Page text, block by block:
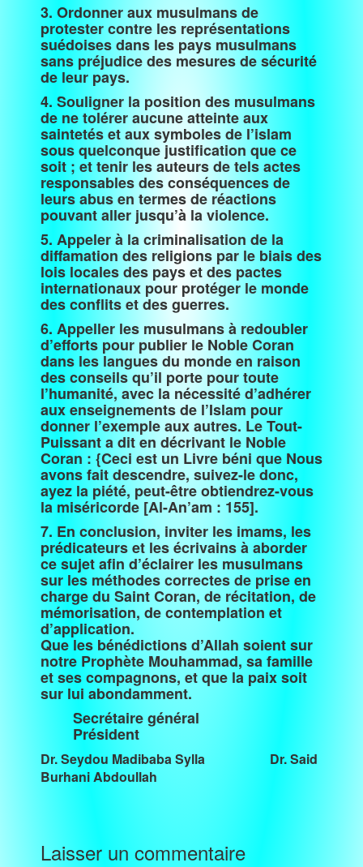
3. Ordonner aux musulmans de
protester contre les représentations
suédoises dans les pays musulmans
sans préjudice des mesures de sécurité
de leur pays.
4. Souligner la position des musulmans
de ne tolérer aucune atteinte aux
saintetés et aux symboles de l’islam
sous quelconque justification que ce
soit ; et tenir les auteurs de tels actes
responsables des conséquences de
leurs abus en termes de réactions
pouvant aller jusqu’à la violence.
5. Appeler à la criminalisation de la
diffamation des religions par le biais des
lois locales des pays et des pactes
internationaux pour protéger le monde
des conflits et des guerres.
6. Appeller les musulmans à redoubler
d’efforts pour publier le Noble Coran
dans les langues du monde en raison
des conseils qu’il porte pour toute
l’humanité, avec la nécessité d’adhérer
aux enseignements de l’Islam pour
donner l’exemple aux autres. Le Tout-
Puissant a dit en décrivant le Noble
Coran : {Ceci est un Livre béni que Nous
avons fait descendre, suivez-le donc,
ayez la piété, peut-être obtiendrez-vous
la miséricorde [Al-An’am : 155].
7. En conclusion, inviter les imams, les
prédicateurs et les écrivains à aborder
ce sujet afin d’éclairer les musulmans
sur les méthodes correctes de prise en
charge du Saint Coran, de récitation, de
mémorisation, de contemplation et
d’application.
Que les bénédictions d’Allah soient sur
notre Prophète Mouhammad, sa famille
et ses compagnons, et que la paix soit
sur lui abondamment.
Secrétaire général
Président
Dr. Seydou Madibaba Sylla Dr. Said
Burhani Abdoullah
Laisser un commentaire